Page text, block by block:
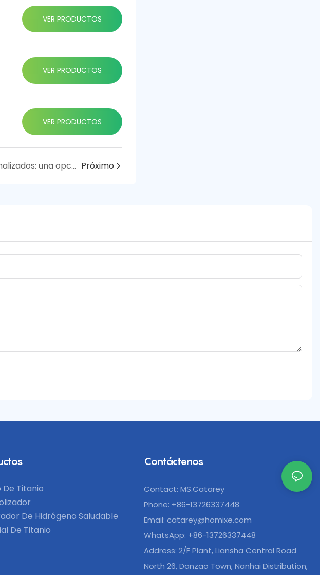
VER PRODUCTOS
VER PRODUCTOS
VER PRODUCTOS
Ánodos de titanio personalizados: una opción clave para elevar los estándares de la industria Próximo
De Titanio
De Hidrógeno Saludable
De Titanio
Contáctenos
Contact: MS.Catarey
Phone: +86-13726337448
Email:catarey@homixe.com
WhatsApp: +86-13726337448
Address: 2/F Plant, Liansha Central Road
North 26, Danzao Town, Nanhai Distribution,